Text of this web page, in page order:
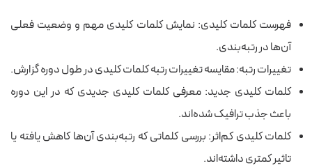
فهرست کلمات کلیدی: نمایش کلمات کلیدی مهم و وضعیت فعلی
آن‌ها در رتبه‌بندی.
تغییرات رتبه: مقایسه تغییرات رتبه کلمات کلیدی در طول دوره گزارش.
کلمات کلیدی جدید: معرفی کلمات کلیدی جدیدی که در این دوره
باعث جذب ترافیک شده‌اند.
کلمات کلیدی کم‌اثر: بررسی کلماتی که رتبه‌بندی آن‌ها کاهش یافته یا
تاثیر کمتری داشته‌اند.